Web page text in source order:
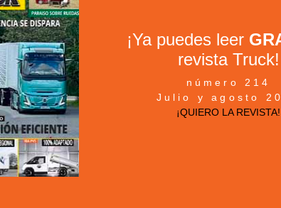
Noticias de
soluciones
+ NOTICIAS...
¡Ya puedes leer
revista Truck!
número 214
Julio y agosto
¡QUIERO LA REVISTA!